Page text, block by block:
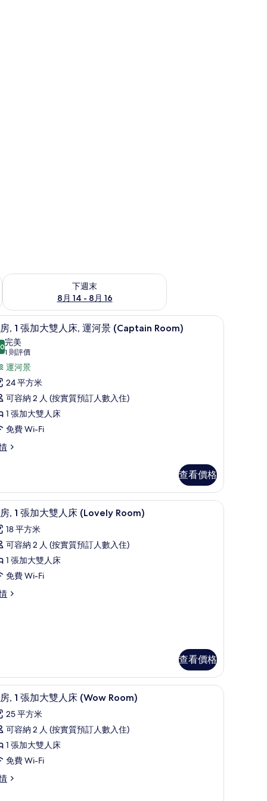
下週末
8月 14 - 8月 16
查看下週末 8月 14 - 8月 16的可訂空房
、房內夾萬、書桌、隔音 客房, 1 張加大雙人床, 運河景 (Captain Room)
6 , 1 張加大雙人床, 運河景 (Captain Room)
分，滿分 10 分
完美
1 則評價
(1
則
評
價)
運河景
24 平方米
可容納 2 人 (按實質預訂人數入住)
1 張加大雙人床
免費 Wi-Fi
查看價格
高級寢具、房內夾萬、書桌、隔音
9 , 1 張加大雙人床 (Lovely Room)
18 平方米
可容納 2 人 (按實質預訂人數入住)
1 張加大雙人床
免費 Wi-Fi
查看價格
高級寢具、房內夾萬、書桌、隔音
8 , 1 張加大雙人床 (Wow Room)
25 平方米
可容納 2 人 (按實質預訂人數入住)
1 張加大雙人床
免費 Wi-Fi